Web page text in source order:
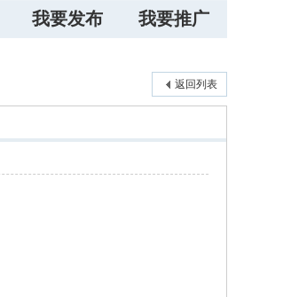
我要发布 我要推广
返回列表